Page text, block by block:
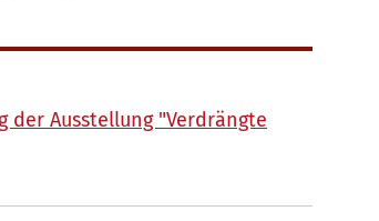
der Ausstellung "Verdrängte